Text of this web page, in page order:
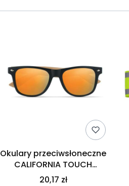
Okulary przeciwsłoneczne
CALIFORNIA TOUCH
MO9617-10
20,17 zł